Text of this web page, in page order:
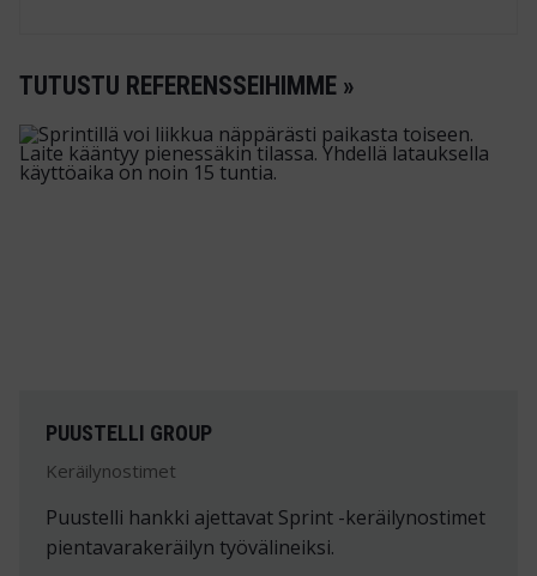
TUTUSTU REFERENSSEIHIMME »
PUUSTELLI GROUP
Keräilynostimet
Puustelli hankki ajettavat Sprint -keräilynostimet
pientavarakeräilyn työvälineiksi.